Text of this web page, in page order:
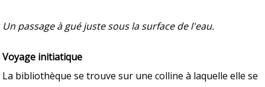
Un passage à gué juste sous la surface de l'eau.
Voyage initiatique
La bibliothèque se trouve sur une colline à laquelle elle se